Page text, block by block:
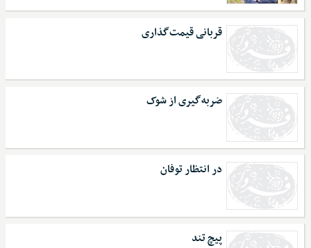
قربانی قیمت‌گذاری
ضربه‌گیری از شوک
در انتظار توفان
پیچ تند